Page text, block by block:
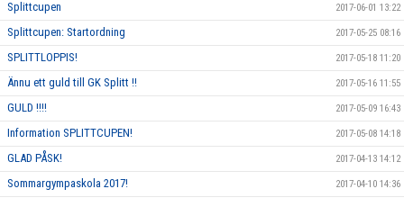
Splittcupen 2017-06-01 13:22
Splittcupen: Startordning 2017-05-25 08:16
SPLITTLOPPIS! 2017-05-18 11:20
Ännu ett guld till GK Splitt !! 2017-05-16 11:55
GULD !!!! 2017-05-09 16:43
Information SPLITTCUPEN! 2017-05-08 14:18
GLAD PÅSK! 2017-04-13 14:12
Sommargympaskola 2017! 2017-04-10 14:36